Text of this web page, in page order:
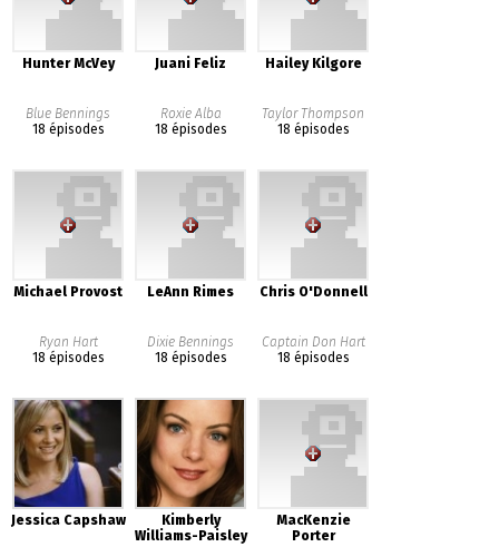
Hunter McVey
Blue Bennings
18 épisodes
Juani Feliz
Roxie Alba
18 épisodes
Hailey Kilgore
Taylor Thompson
18 épisodes
Michael Provost
Ryan Hart
18 épisodes
LeAnn Rimes
Dixie Bennings
18 épisodes
Chris O'Donnell
Captain Don Hart
18 épisodes
Jessica Capshaw
Kimberly
Williams-Paisley
MacKenzie
Porter